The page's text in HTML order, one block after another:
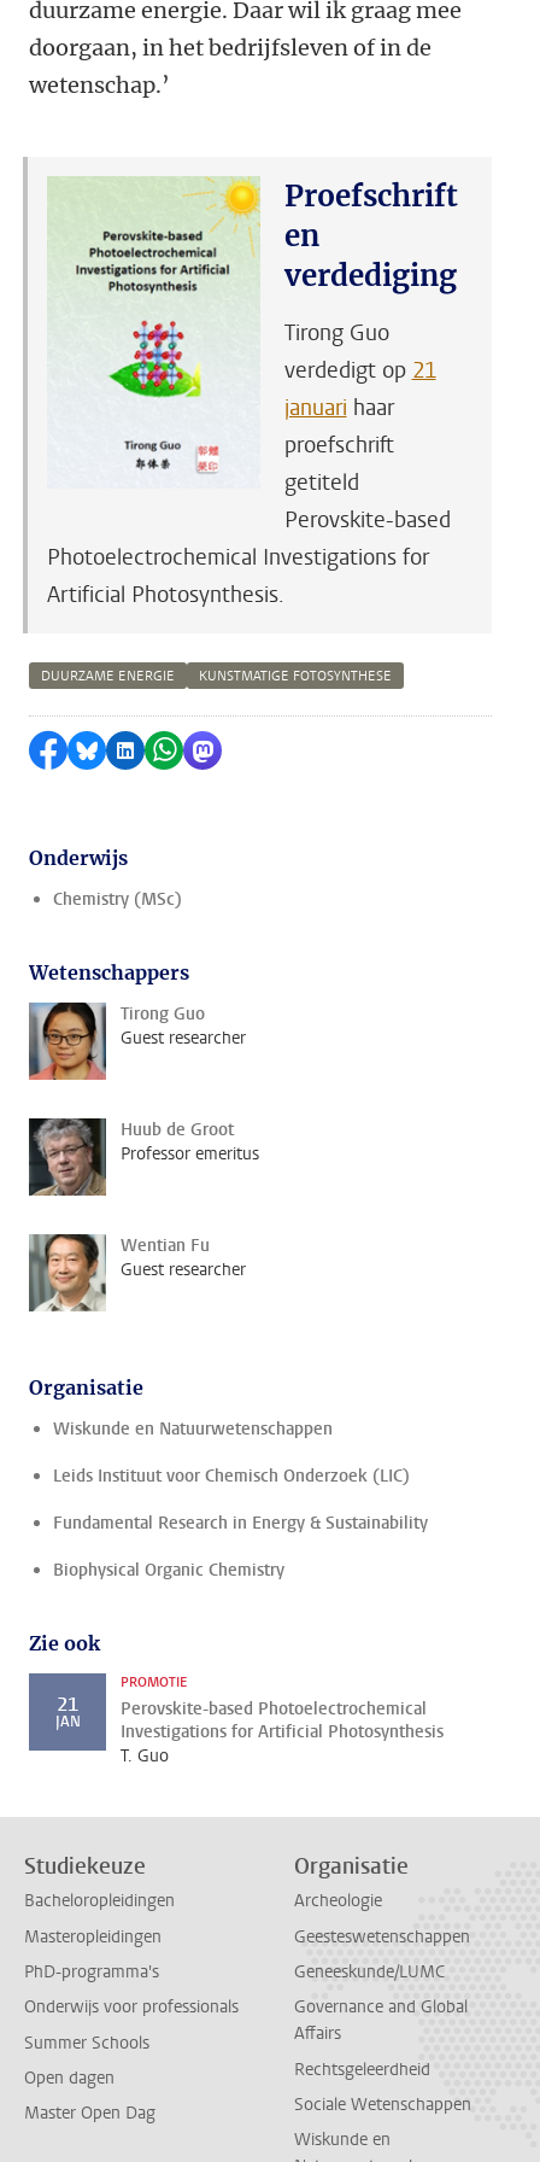
duurzame energie. Daar wil ik graag mee
doorgaan, in het bedrijfsleven of in de
wetenschap.’
Proefschrift
en
verdediging
Tirong Guo
verdedigt op 21
januari haar
proefschrift
getiteld
Perovskite-based
Photoelectrochemical Investigations for
Artificial Photosynthesis.
DUURZAME ENERGIE KUNSTMATIGE FOTOSYNTHESE
Delen op Facebook
Delen via Bluesky
Delen op LinkedIn
Delen via WhatsApp
Delen via Mastodon
Onderwijs
Chemistry (MSc)
Wetenschappers
Tirong Guo
Guest researcher
Huub de Groot
Professor emeritus
Wentian Fu
Guest researcher
Organisatie
Wiskunde en Natuurwetenschappen
Leids Instituut voor Chemisch Onderzoek (LIC)
Fundamental Research in Energy & Sustainability
Biophysical Organic Chemistry
Zie ook
21
JAN
PROMOTIE
Perovskite-based Photoelectrochemical
Investigations for Artificial Photosynthesis
T. Guo
Studiekeuze
Bacheloropleidingen
Masteropleidingen
PhD-programma's
Onderwijs voor professionals
Summer Schools
Open dagen
Master Open Dag
Organisatie
Archeologie
Geesteswetenschappen
Geneeskunde/LUMC
Governance and Global
Affairs
Rechtsgeleerdheid
Sociale Wetenschappen
Wiskunde en